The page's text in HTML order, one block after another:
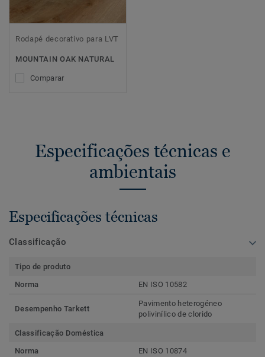
Rodapé decorativo para LVT
MOUNTAIN OAK NATURAL
Comparar
Especificações técnicas e
ambientais
Especificações técnicas
Classificação
Tipo de produto
Norma
EN ISO 10582
Desempenho Tarkett
Pavimento heterogéneo
polivinílico de clorido
Classificação Doméstica
Norma
EN ISO 10874